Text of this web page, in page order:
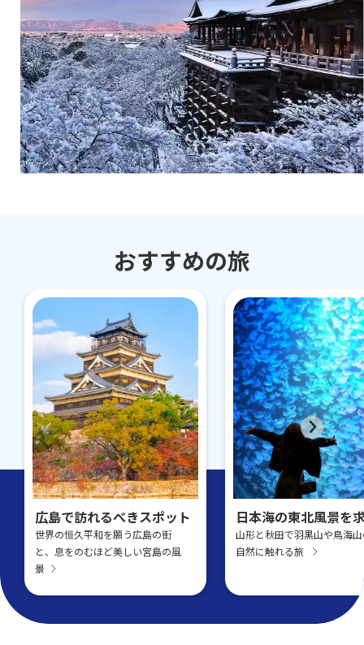
おすすめの旅
広島で訪れるべきスポット
世界の恒久平和を願う広島の街
と、息をのむほど美しい宮島の風
景
日本海の東北風景を
山形と秋田で羽黒山や鳥海
自然に触れる旅